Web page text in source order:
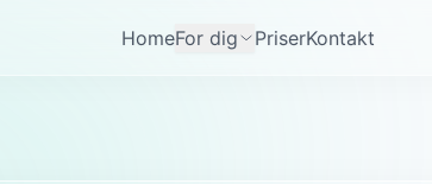
HomeFor dig PriserKontakt